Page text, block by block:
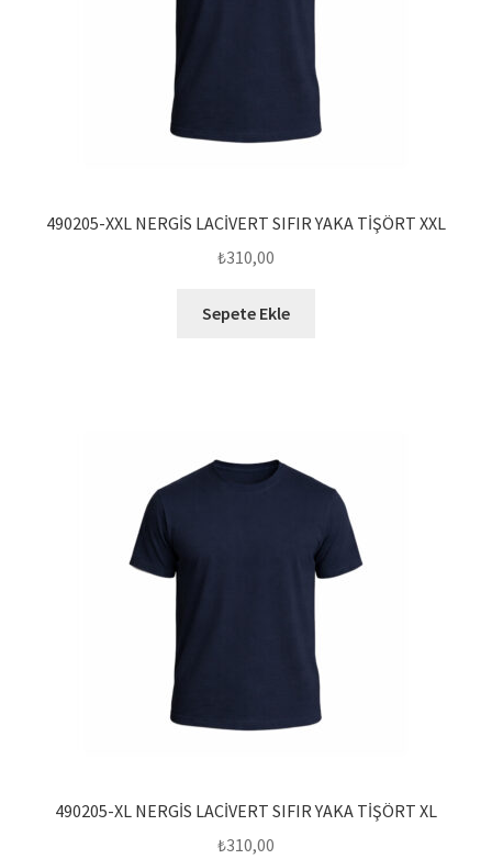
490205-XXL NERGİS LACİVERT SIFIR YAKA TİŞÖRT XXL
₺310,00
Sepete Ekle
490205-XL NERGİS LACİVERT SIFIR YAKA TİŞÖRT XL
₺310,00